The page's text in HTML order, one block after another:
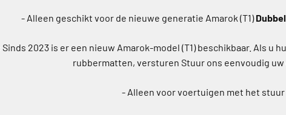
- Alleen geschikt voor de nieuwe generatie Amarok (T1)
Sinds 2023 is er een nieuw Amarok-model (T1) beschikbaar. Als
rubbermatten, versturen Stuur ons eenvoudig uw
- Alleen voor voertuigen met het